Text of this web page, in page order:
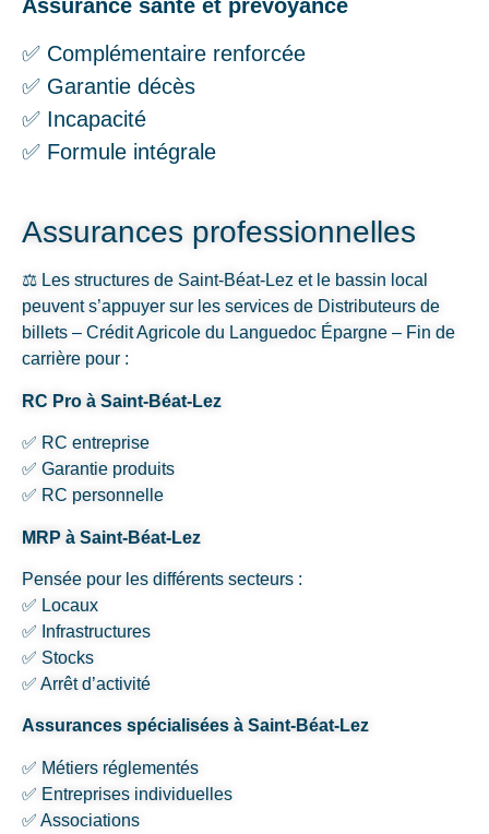
Assurance santé et prévoyance
✅ Complémentaire renforcée
✅ Garantie décès
✅ Incapacité
✅ Formule intégrale
Assurances professionnelles
⚖️ Les structures de Saint-Béat-Lez et le bassin local
peuvent s’appuyer sur les services de Distributeurs de
billets – Crédit Agricole du Languedoc Épargne – Fin de
carrière pour :
RC Pro à Saint-Béat-Lez
✅ RC entreprise
✅ Garantie produits
✅ RC personnelle
MRP à Saint-Béat-Lez
Pensée pour les différents secteurs :
✅ Locaux
✅ Infrastructures
✅ Stocks
✅ Arrêt d’activité
Assurances spécialisées à Saint-Béat-Lez
✅ Métiers réglementés
✅ Entreprises individuelles
✅ Associations